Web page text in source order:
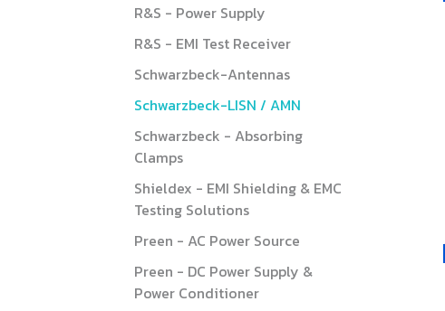
R&S - Power Supply
R&S - EMI Test Receiver
Schwarzbeck-Antennas
Schwarzbeck-LISN / AMN
Schwarzbeck - Absorbing
Clamps
Shieldex - EMI Shielding & EMC
Testing Solutions
Preen - AC Power Source
Preen - DC Power Supply &
Power Conditioner